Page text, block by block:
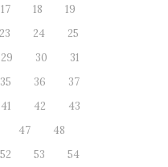
17 18
19
23 24
25
29 30
31
35 36
37
41 42
43
47
48
52 53
54